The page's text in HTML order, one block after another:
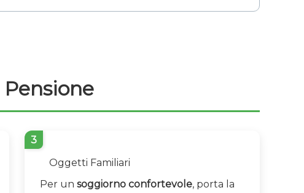
Pensione
3
Oggetti Familiari
Per un soggiorno confortevole, porta la